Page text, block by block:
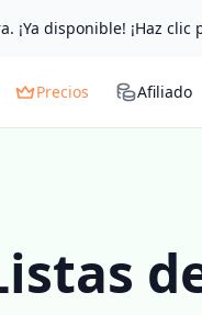
¡Ya disponible! ¡Haz clic
Precios Afiliado